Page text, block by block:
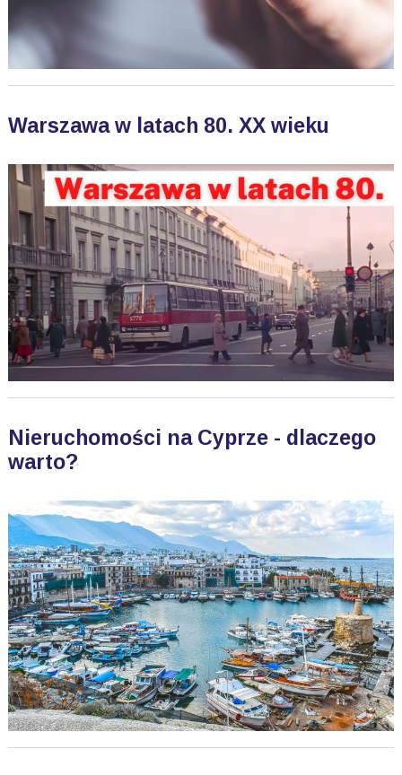
Warszawa w latach 80. XX wieku
Nieruchomości na Cyprze - dlaczego
warto?